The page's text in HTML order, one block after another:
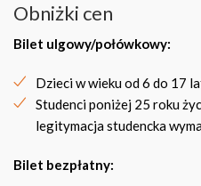
Obniżki cen
Bilet ulgowy/połówkowy:
Dzieci w wieku od 6 do 17
Studenci poniżej 25 roku
legitymacja studencka
Bilet bezpłatny: